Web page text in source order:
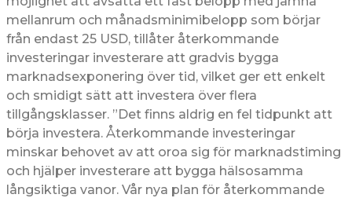
mellanrum och månadsminimibelopp som börjar
från endast 25 USD, tillåter återkommande
investeringar investerare att gradvis bygga
marknadsexponering över tid, vilket ger ett enkelt
och smidigt sätt att investera över flera
tillgångsklasser. ”Det finns aldrig en fel tidpunkt att
börja investera. Återkommande investeringar
minskar behovet av att oroa sig för marknadstiming
och hjälper investerare att bygga hälsosamma
långsiktiga vanor. Vår nya plan för återkommande